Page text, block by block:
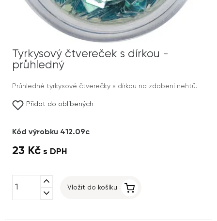
Tyrkysový čtvereček s dírkou -
průhledný
Průhledné tyrkysové čtverečky s dírkou na zdobení nehtů.
Přidat do oblíbených
Kód výrobku 412.09c
23 Kč s DPH
expand_less
expand_more
Vložit do košíku